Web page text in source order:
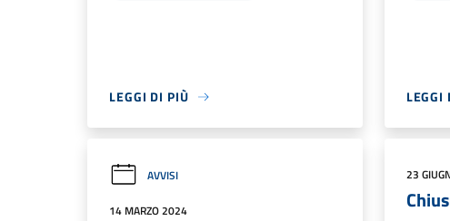
LEGGI DI PIÙ LEGGI
AVVISI
14 MARZO 2024
23